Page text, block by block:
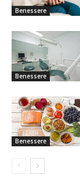
Benessere
Benessere
Benessere